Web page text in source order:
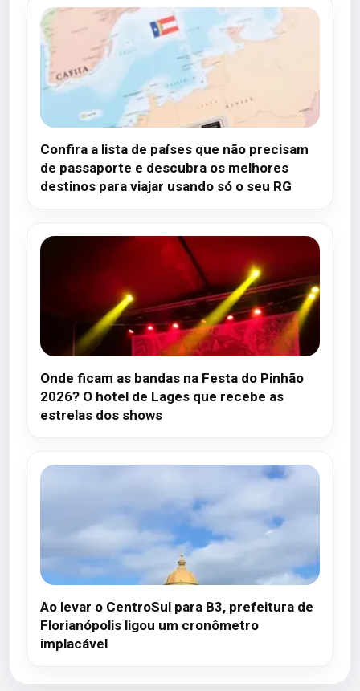
Confira a lista de países que não precisam
de passaporte e descubra os melhores
destinos para viajar usando só o seu RG
Onde ficam as bandas na Festa do Pinhão
2026? O hotel de Lages que recebe as
estrelas dos shows
Ao levar o CentroSul para B3, prefeitura de
Florianópolis ligou um cronômetro
implacável